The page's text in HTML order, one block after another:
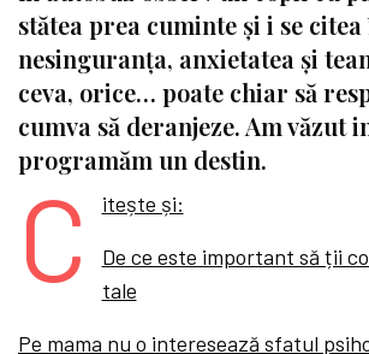
stătea prea cuminte și i se
nesinguranța, anxietatea și
ceva, orice… poate chiar să
cumva să deranjeze. Am văzut
programăm un destin.
C
itește și:
De ce este important să ții
tale
Pe mama nu o interesează sfatul